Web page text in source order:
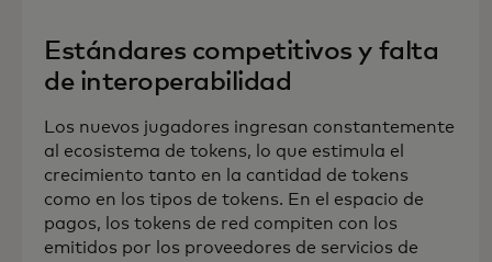
Estándares competitivos y falta
de interoperabilidad
Los nuevos jugadores ingresan constantemente
al ecosistema de tokens, lo que estimula el
crecimiento tanto en la cantidad de tokens
como en los tipos de tokens. En el espacio de
pagos, los tokens de red compiten con los
emitidos por los proveedores de servicios de